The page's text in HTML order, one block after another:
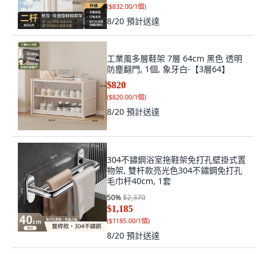
($832.00/1個)
8/20 預計送達
工業風多層鞋架 7層 64cm 黑色 透明
防塵翻門, 1個, 象牙白-【3層64】
$820
($820.00/1個)
8/20 預計送達
304不鏽鋼浴室拖鞋架免打孔壁掛式置
物架, 雙杆款亮光色304不鏽鋼免打孔
毛巾杆40cm, 1套
50%$2,370
$1,185
($1185.00/1個)
8/20 預計送達